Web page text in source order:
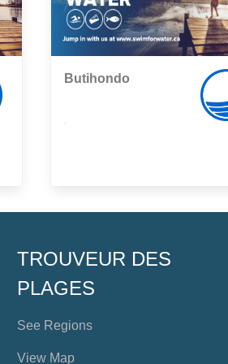
Butihondo
TROUVEUR DES
PLAGES
See Regions
View Map